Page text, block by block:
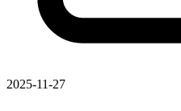
2025-11-27